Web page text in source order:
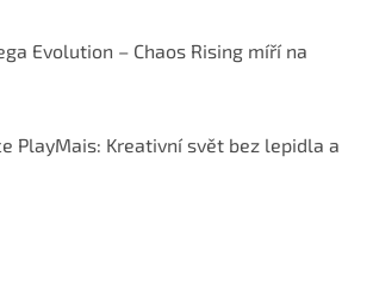
Evolution – Chaos Rising míří na
PlayMais: Kreativní svět bez lepidla a